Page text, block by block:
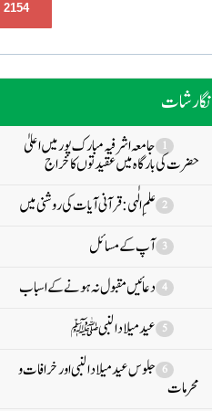
2154
نگارشات
1 جامعہ اشرفیہ مبارک پور میں اعلیٰ
حضرت کی بارگاہ میں عقیدتوں کا خراج
2 علمِ الٰہی: قرآنی آیات کی روشنی میں
3 آپ کے مسائل
4 دعائیں مقبول نہ ہونے کے اسباب
5 عید میلاد النبی ﷺ
6 جلوس عید میلاد النبی اور خرافات و
محرمات